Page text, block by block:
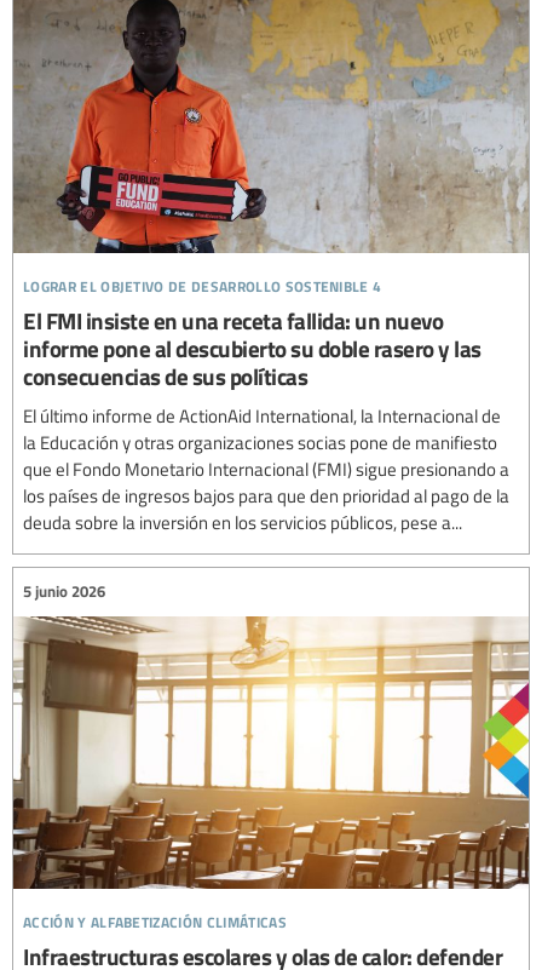
lograr el objetivo de desarrollo sostenible 4
El FMI insiste en una receta fallida: un nuevo
informe pone al descubierto su doble rasero y las
consecuencias de sus políticas
El último informe de ActionAid International, la Internacional de
la Educación y otras organizaciones socias pone de manifiesto
que el Fondo Monetario Internacional (FMI) sigue presionando a
los países de ingresos bajos para que den prioridad al pago de la
deuda sobre la inversión en los servicios públicos, pese a...
acción y alfabetización climáticas
5 junio 2026
Infraestructuras escolares y olas de calor: defender